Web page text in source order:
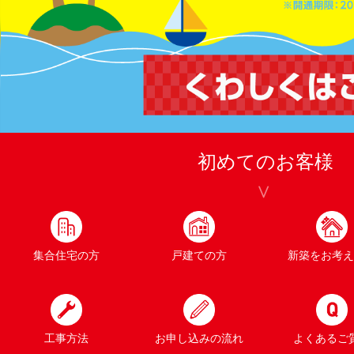
初めてのお客様
集合住宅の方 戸建ての方 新築をお考
工事方法 お申し込みの流れ よくあるご